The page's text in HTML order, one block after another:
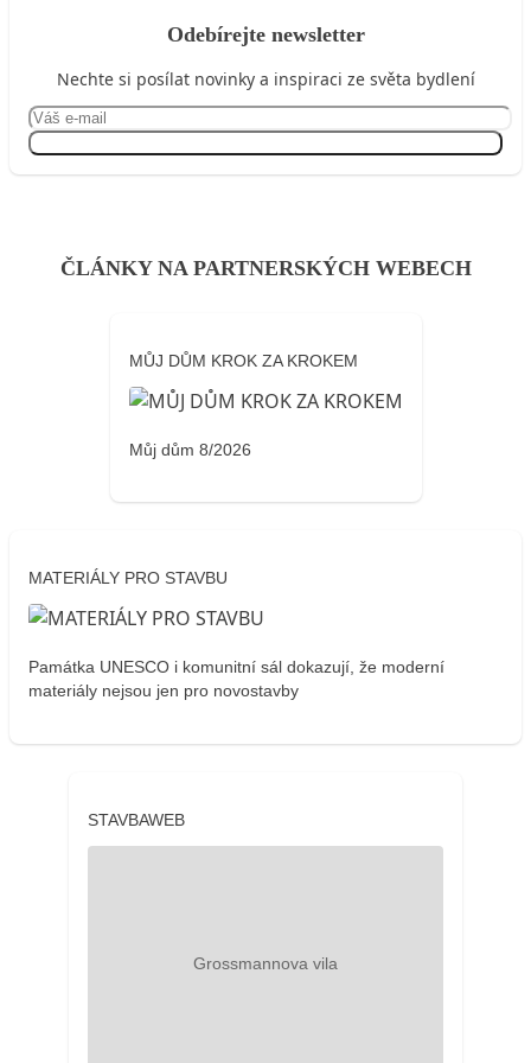
Odebírejte newsletter
Nechte si posílat novinky a inspiraci ze světa bydlení
ČLÁNKY NA PARTNERSKÝCH WEBECH
MŮJ DŮM KROK ZA KROKEM
Můj dům 8/2026
MATERIÁLY PRO STAVBU
Památka UNESCO i komunitní sál dokazují, že moderní
materiály nejsou jen pro novostavby
STAVBAWEB